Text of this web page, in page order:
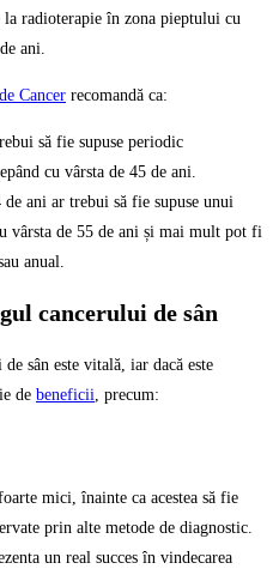
la radioterapie în zona pieptului cu
ani.
Cancer recomandă ca:
să fie supuse periodic
cu vârsta de 45 de ani.
ani ar trebui să fie supuse unui
vârsta de 55 de ani și mai mult pot fi
anual.
cancerului de sân
sân este vitală, iar dacă este
de beneficii, precum:
mici, înainte ca acestea să fie
prin alte metode de diagnostic.
un real succes în vindecarea